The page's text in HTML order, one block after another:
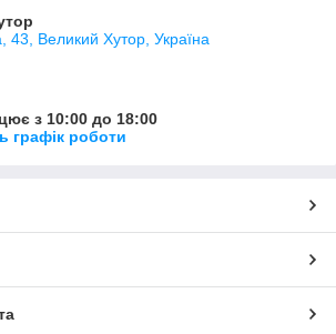
43, Великий Хутор, Україна
з 10:00 до 18:00
графік роботи